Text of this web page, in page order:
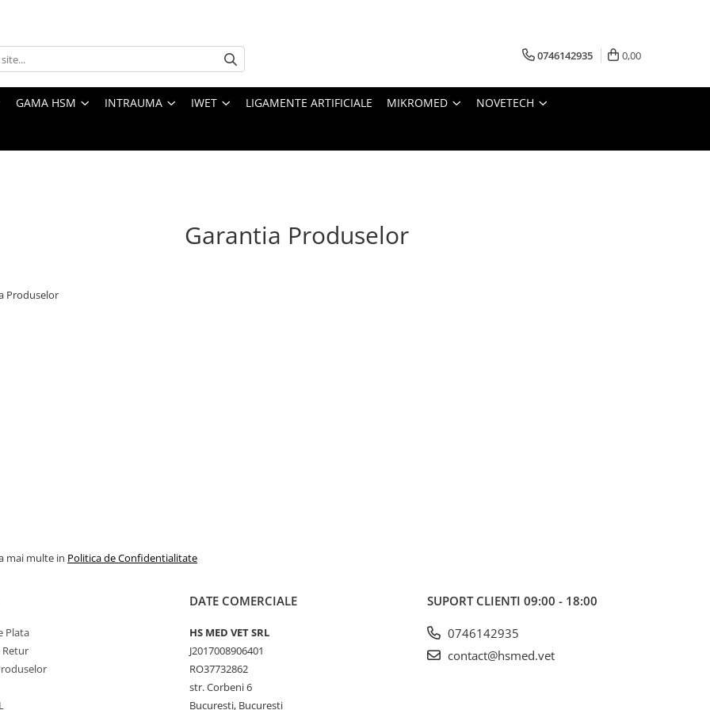
0746142935 0,00
GAMA HSM INTRAUMA IWET LIGAMENTE ARTIFICIALE MIKROMED NOVETECH
Garantia Produselor
Produselor
mai multe in Politica de Confidentialitate
Plata
Retur
DATE COMERCIALE
HS MED VET SRL
J2017008906401
RO37732862
str. Corbeni 6
Bucuresti, Bucuresti
SUPORT CLIENTI 09:00 - 18:00
0746142935
contact@hsmed.vet